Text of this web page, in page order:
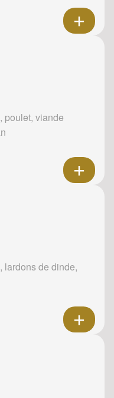
poulet, viande
lardons de dinde,